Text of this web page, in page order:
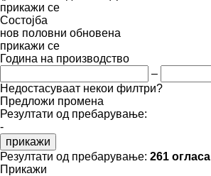
прикажи се
Состојба
нов половни обновена
прикажи се
Година на производство
–
Недостасуваат некои филтри?
Предложи промена
Резултати од пребарување:
-
прикажи
Резултати од пребарување: 261 огласа
Прикажи